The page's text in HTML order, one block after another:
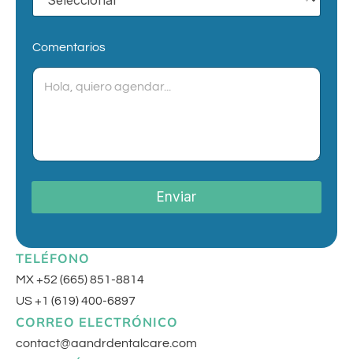
TELÉFONO
MX +52 (665) 851-8814
US +1 (619) 400-6897
CORREO ELECTRÓNICO
contact@aandrdentalcare.com
Comentarios
Enviar